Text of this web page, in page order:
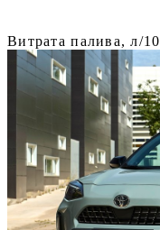
Витрата палива, л/